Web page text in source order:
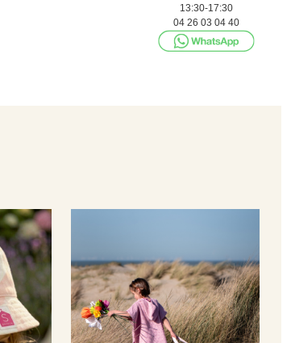
13:30-17:30
04 26 03 04 40